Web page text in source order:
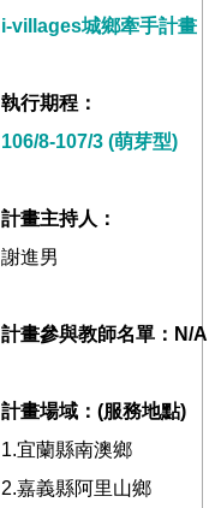
i-villages城鄉牽手計畫
執行期程：
106/8-107/3 (萌芽型)
計畫主持人：
謝進男
計畫參與教師名單：N/A
計畫場域：(服務地點)
1.宜蘭縣南澳鄉
2.嘉義縣阿里山鄉